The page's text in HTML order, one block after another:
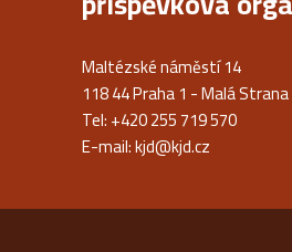
Maltézské náměstí 14
118 44 Praha 1 - Malá Strana
Tel: +420 255 719 570
E-mail:kjd@kjd.cz